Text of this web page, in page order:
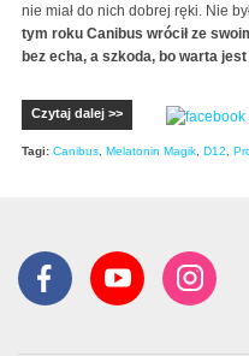
nie miał do nich dobrej ręki. Nie
tym roku Canibus wrócił ze
bez echa, a szkoda, bo warta
Czytaj dalej >>
Tagi: Canibus Melatonin Magik D12